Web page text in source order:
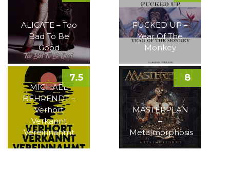
ALICATE – Too
Bad To Be
Good
FUCKED UP –
Year Of The
Monkey
MICHAEL
BEHRENDT –
Verhört
Verkannt
Vereinnahmt
7.5
MASTERPLAN
–
Metalmorphosis
8